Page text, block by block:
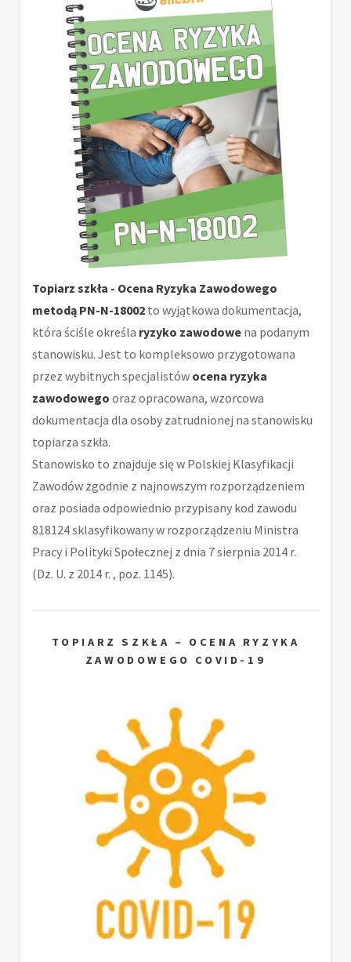
Topiarz szkła - Ocena Ryzyka Zawodowego
metodą PN-N-18002 to wyjątkowa dokumentacja,
która ściśle określa ryzyko zawodowe na podanym
stanowisku. Jest to kompleksowo przygotowana
przez wybitnych specjalistów ocena ryzyka
zawodowego oraz opracowana, wzorcowa
dokumentacja dla osoby zatrudnionej na stanowisku
topiarza szkła.
Stanowisko to znajduje się w Polskiej Klasyfikacji
Zawodów zgodnie z najnowszym rozporządzeniem
oraz posiada odpowiednio przypisany kod zawodu
818124 sklasyfikowany w rozporządzeniu Ministra
Pracy i Polityki Społecznej z dnia 7 sierpnia 2014 r.
(Dz. U. z 2014 r. , poz. 1145).
TOPIARZ SZKŁA – OCENA RYZYKA
ZAWODOWEGO COVID-19